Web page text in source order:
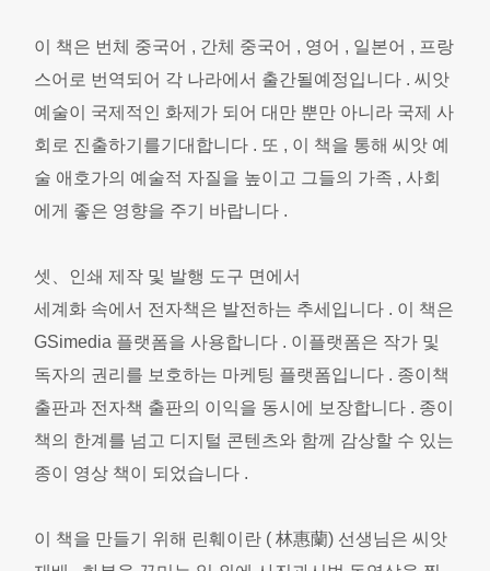
이 책은 번체 중국어 , 간체 중국어 , 영어 , 일본어 , 프랑
스어로 번역되어 각 나라에서 출간될예정입니다 . 씨앗
예술이 국제적인 화제가 되어 대만 뿐만 아니라 국제 사
회로 진출하기를기대합니다 . 또 , 이 책을 통해 씨앗 예
술 애호가의 예술적 자질을 높이고 그들의 가족 , 사회
에게 좋은 영향을 주기 바랍니다 .
셋、인쇄 제작 및 발행 도구 면에서
세계화 속에서 전자책은 발전하는 추세입니다 . 이 책은
GSimedia 플랫폼을 사용합니다 . 이플랫폼은 작가 및
독자의 권리를 보호하는 마케팅 플랫폼입니다 . 종이책
출판과 전자책 출판의 이익을 동시에 보장합니다 . 종이
책의 한계를 넘고 디지털 콘텐츠와 함께 감상할 수 있는
종이 영상 책이 되었습니다 .
이 책을 만들기 위해 린훼이란 ( 林惠蘭) 선생님은 씨앗